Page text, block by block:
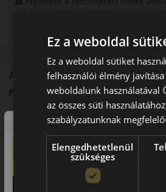
A mintázat
Pirelli Cinturato P7 – Prémium nyári
Bevezető
A Pirelli Cinturato P7 egy prémium
amelyet modern személyautók
Futófelület és tapadás
Ez a weboldal
Ez a weboldal sütiket
felhasználói élmény
weboldalunk használatával
az összes süti
szabályzatunknak
Elengedhetetlenül
szükséges